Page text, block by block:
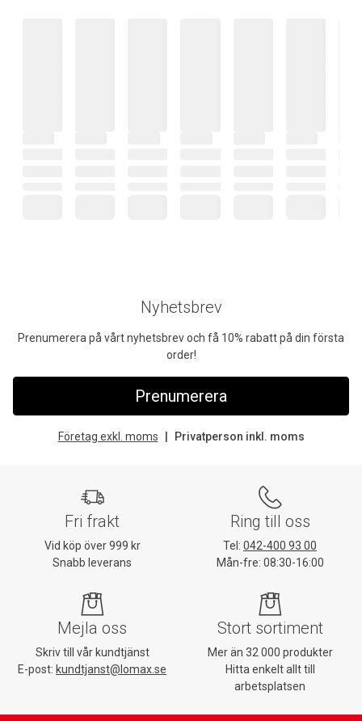
Nyhetsbrev
Prenumerera på vårt nyhetsbrev och få 10% rabatt på din första
order!
Prenumerera
Företag exkl. moms Privatperson inkl. moms
Fri frakt
Vid köp över 999 kr
Snabb leverans
Ring till oss
Tel: 042-400 93 00
Mån-fre: 08:30-16:00
Mejla oss
Skriv till vår kundtjänst
E-post: kundtjanst@lomax.se
Stort sortiment
Mer än 32 000 produkter
Hitta enkelt allt till
arbetsplatsen